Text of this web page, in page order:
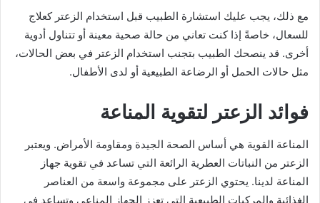
مع ذلك، يجب عليك استشارة الطبيب قبل استخدام الزعتر كعلاج
للسعال، خاصةً إذا كنت تعاني من حالة صحية معينة أو تتناول أدوية
أخرى. قد ينصحك الطبيب بتجنب استخدام الزعتر في بعض الحالات،
مثل حالات الحمل أو الرضاعة الطبيعية أو لدى الأطفال.
فوائد الزعتر لتقوية المناعة
المناعة القوية هي أساس الصحة الجيدة ومقاومة الأمراض. ويعتبر
الزعتر من النباتات العطرية الرائعة التي تساعد في تقوية جهاز
المناعة لدينا. يحتوي الزعتر على مجموعة واسعة من العناصر
الغذائية والمركبات الطبيعية التي تعزز الجهاز المناعي وتساعد في